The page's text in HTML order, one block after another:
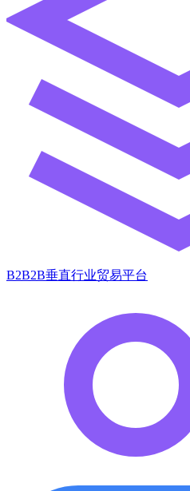
B2B2B垂直行业贸易平台